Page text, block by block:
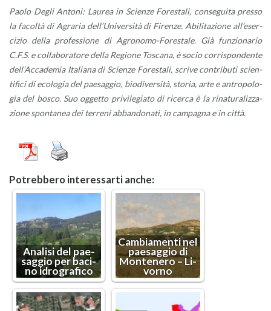
Paolo Degli An­to­ni: Lau­rea in Scien­ze Fo­re­sta­li, con­se­gui­ta pres­so
la fa­col­tà di Agra­ria del­l’U­ni­ver­si­tà di Fi­ren­ze. Abi­li­ta­zio­ne al­l’e­ser­
ci­zio della pro­fes­sio­ne di Agro­no­mo-Fo­re­sta­le. Già fun­zio­na­rio
C.F.S. e col­la­bo­ra­to­re della Re­gio­ne To­sca­na, è socio cor­ri­spon­den­te
del­l’Ac­ca­de­mia Ita­lia­na di Scien­ze Fo­re­sta­li, scri­ve con­tri­bu­ti scien­
ti­fi­ci di eco­lo­gia del pae­sag­gio, bio­di­v­er­si­tà, sto­ria, arte e an­tro­po­lo­
gia del bosco. Suo og­get­to pri­vi­le­gia­to di ri­cer­ca è la ri­na­tu­ra­liz­za­
zio­ne spon­ta­nea dei ter­re­ni ab­ban­do­na­ti, in cam­pa­gna e in città.
Po­treb­be­ro in­te­res­sar­ti anche:
Ana­li­si del pae­
sag­gio per ba­ci­
no idro­gra­fi­co
Cam­bia­men­ti nel
pae­sag­gio di
Mon­te­ne­ro – Li­
vor­no